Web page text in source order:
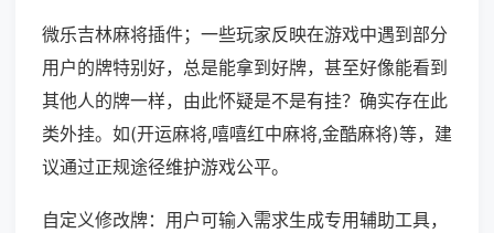
微乐吉林麻将插件；一些玩家反映在游戏中遇到部分
用户的牌特别好，总是能拿到好牌，甚至好像能看到
其他人的牌一样，由此怀疑是不是有挂？确实存在此
类外挂。如(开运麻将,嘻嘻红中麻将,金酷麻将)等，建
议通过正规途径维护游戏公平。
自定义修改牌：用户可输入需求生成专用辅助工具，